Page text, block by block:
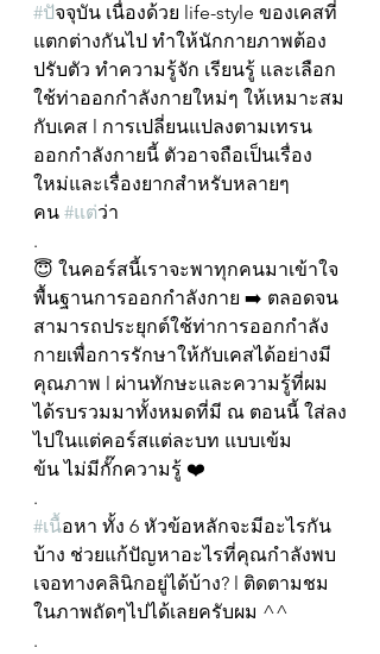
#ปัจจุบัน เนื่องด้วย life-style ของเคสที่
แตกต่างกันไป ทำให้นักกายภาพต้อง
ปรับตัว ทำความรู้จัก เรียนรู้ และเลือก
ใช้ท่าออกกำลังกายใหม่ๆ ให้เหมาะสม
กับเคส l การเปลี่ยนแปลงตามเทรน
ออกกำลังกายนี้ ตัวอาจถือเป็นเรื่อง
ใหม่และเรื่องยากสำหรับหลายๆ
คน #แต่ว่า
.
😇 ในคอร์สนี้เราจะพาทุกคนมาเข้าใจ
พื้นฐานการออกกำลังกาย ➡️ ตลอดจน
สามารถประยุกต์ใช้ท่าการออกกำลัง
กายเพื่อการรักษาให้กับเคสได้อย่างมี
คุณภาพ l ผ่านทักษะและความรู้ที่ผม
ได้รบรวมมาทั้งหมดที่มี ณ ตอนนี้ ใส่ลง
ไปในแต่คอร์สแต่ละบท แบบเข้ม
ข้น ไม่มีกั๊กความรู้ ❤️
.
#เนื้อหา ทั้ง 6 หัวข้อหลักจะมีอะไรกัน
บ้าง ช่วยแก้ปัญหาอะไรที่คุณกำลังพบ
เจอทางคลินิกอยู่ได้บ้าง? l ติดตามชม
ในภาพถัดๆไปได้เลยครับผม ^^
.